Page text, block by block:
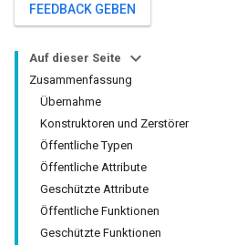
FEEDBACK GEBEN
Auf dieser Seite
Zusammenfassung
Übernahme
Konstruktoren und Zerstörer
Öffentliche Typen
Öffentliche Attribute
Geschützte Attribute
Öffentliche Funktionen
Geschützte Funktionen